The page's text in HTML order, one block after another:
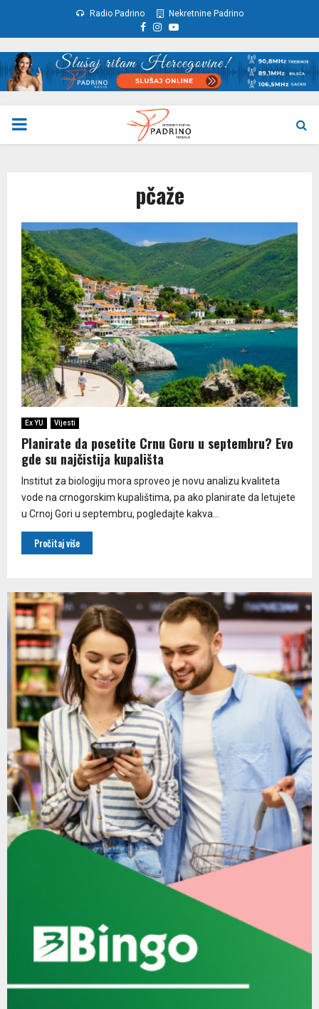
Radio Padrino Nekretnine Padrino
Facebook
Instagram
Youtube
PRIMARY
pčaže
Ex YU Vijesti
Planirate da posetite Crnu Goru u septembru? Evo
gde su najčistija kupališta
Institut za biologiju mora sproveo je novu analizu kvaliteta
vode na crnogorskim kupalištima, pa ako planirate da letujete
u Crnoj Gori u septembru, pogledajte kakva...
Pročitaj više